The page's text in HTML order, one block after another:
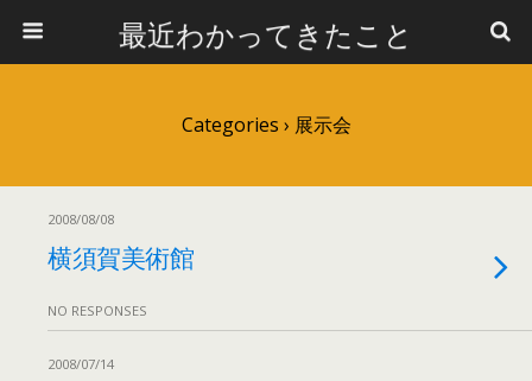
最近わかってきたこと
Categories › 展示会
2008/08/08
横須賀美術館
NO RESPONSES
2008/07/14